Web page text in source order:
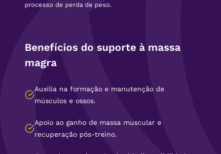
processo de perda de peso.
Benefícios do suporte à massa
magra
Auxilia na formação e manutenção de
músculos e ossos.
Apoio ao ganho de massa muscular e
recuperação pós-treino.